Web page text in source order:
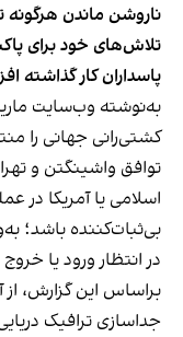
ناروشن ماندن هرگونه
تلاش‌های خود برای
پاسداران کار گذاشته
به‌نوشته وب‌سایت
کشتی‌رانی جهانی را
توافق واشینگتن و
اسلامی یا آمریکا در
بی‌ثبات‌کننده باشد؛
در انتظار ورود یا
براساس این گزارش،‌